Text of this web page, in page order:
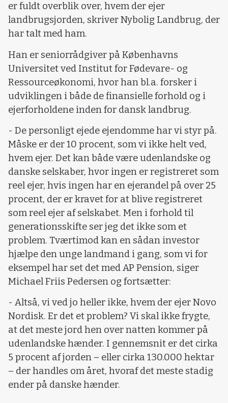
er fuldt overblik over, hvem der ejer
landbrugsjorden, skriver Nybolig Landbrug, der
har talt med ham.
Han er seniorrådgiver på Københavns
Universitet ved Institut for Fødevare- og
Ressourceøkonomi, hvor han bl.a. forsker i
udviklingen i både de finansielle forhold og i
ejerforholdene inden for dansk landbrug.
- De personligt ejede ejendomme har vi styr på.
Måske er der 10 procent, som vi ikke helt ved,
hvem ejer. Det kan både være udenlandske og
danske selskaber, hvor ingen er registreret som
reel ejer, hvis ingen har en ejerandel på over 25
procent, der er kravet for at blive registreret
som reel ejer af selskabet. Men i forhold til
generationsskifte ser jeg det ikke som et
problem. Tværtimod kan en sådan investor
hjælpe den unge landmand i gang, som vi for
eksempel har set det med AP Pension, siger
Michael Friis Pedersen og fortsætter:
- Altså, vi ved jo heller ikke, hvem der ejer Novo
Nordisk. Er det et problem? Vi skal ikke frygte,
at det meste jord hen over natten kommer på
udenlandske hænder. I gennemsnit er det cirka
5 procent af jorden – eller cirka 130.000 hektar
– der handles om året, hvoraf det meste stadig
ender på danske hænder.